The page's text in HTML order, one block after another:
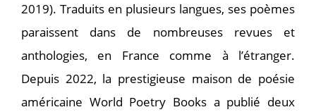
2019). Traduits en plusieurs langues, ses poèmes
paraissent dans de nombreuses revues et
anthologies, en France comme à l’étranger.
Depuis 2022, la prestigieuse maison de poésie
américaine World Poetry Books a publié deux